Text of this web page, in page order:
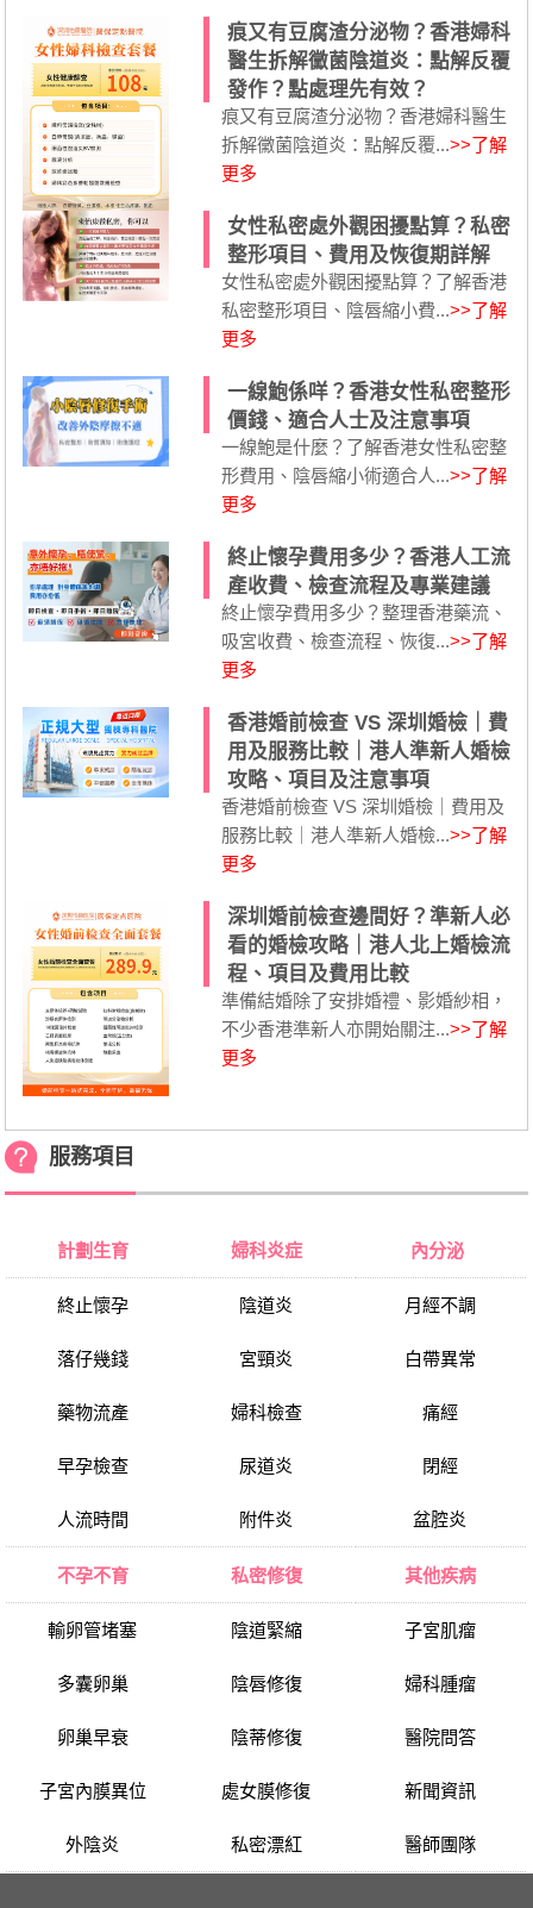
痕又有豆腐渣分泌物？香港婦科
醫生拆解黴菌陰道炎：點解反覆
發作？點處理先有效？
痕又有豆腐渣分泌物？香港婦科醫生
拆解黴菌陰道炎：點解反覆...>>了解
更多
女性私密處外觀困擾點算？私密
整形項目、費用及恢復期詳解
女性私密處外觀困擾點算？了解香港
私密整形項目、陰唇縮小費...>>了解
更多
一線鮑係咩？香港女性私密整形
價錢、適合人士及注意事項
一線鮑是什麼？了解香港女性私密整
形費用、陰唇縮小術適合人...>>了解
更多
終止懷孕費用多少？香港人工流
產收費、檢查流程及專業建議
終止懷孕費用多少？整理香港藥流、
吸宮收費、檢查流程、恢復...>>了解
更多
香港婚前檢查 VS 深圳婚檢｜費
用及服務比較｜港人準新人婚檢
攻略、項目及注意事項
香港婚前檢查 VS 深圳婚檢｜費用及
服務比較｜港人準新人婚檢...>>了解
更多
深圳婚前檢查邊間好？準新人必
看的婚檢攻略｜港人北上婚檢流
程、項目及費用比較
準備結婚除了安排婚禮、影婚紗相，
不少香港準新人亦開始關注...>>了解
更多
服務項目
計劃生育
終止懷孕
落仔幾錢
藥物流產
早孕檢查
人流時間
婦科炎症
陰道炎
宮頸炎
婦科檢查
尿道炎
附件炎
內分泌
月經不調
白帶異常
痛經
閉經
盆腔炎
不孕不育
輸卵管堵塞
多囊卵巢
卵巢早衰
子宮內膜異位
外陰炎
私密修復
陰道緊縮
陰唇修復
陰蒂修復
處女膜修復
私密漂紅
其他疾病
子宮肌瘤
婦科腫瘤
醫院問答
新聞資訊
醫師團隊